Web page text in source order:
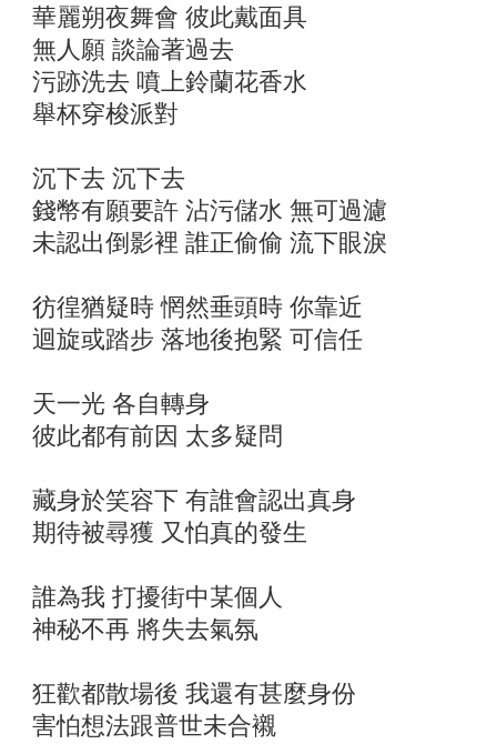
華麗朔夜舞會 彼此戴面具
無人願 談論著過去
污跡洗去 噴上鈴蘭花香水
舉杯穿梭派對
沉下去 沉下去
錢幣有願要許 沾污儲水 無可過濾
未認出倒影裡 誰正偷偷 流下眼淚
彷徨猶疑時 惘然垂頭時 你靠近
迴旋或踏步 落地後抱緊 可信任
天一光 各自轉身
彼此都有前因 太多疑問
藏身於笑容下 有誰會認出真身
期待被尋獲 又怕真的發生
誰為我 打擾街中某個人
神秘不再 將失去氣氛
狂歡都散場後 我還有甚麼身份
害怕想法跟普世未合襯